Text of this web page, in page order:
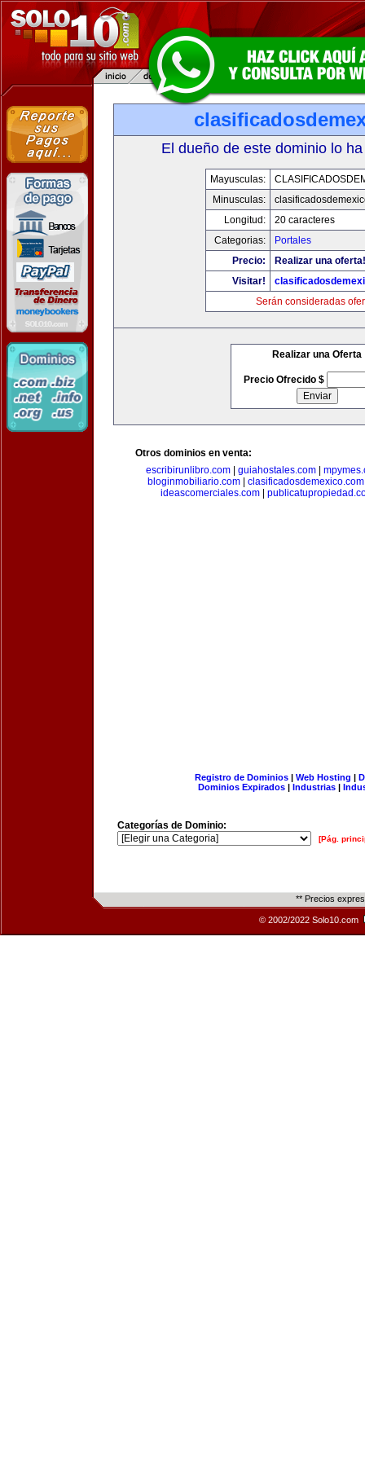
El dueño de este dominio lo
Mayusculas:
Minusculas:
Longitud:
20 caracteres
Categorias:
Portales
Precio:
Realizar una oferta!
Visitar!
Serán consideradas
Realizar una Oferta
Precio Ofrecido $
Otros dominios en venta:
escribirunlibro.com| guiahostales.com|
bloginmobiliario.com| clasificadosdemexico.com
ideascomerciales.com|
Registro de Dominios| Web Hosting |
Dominios Expirados | Industrias |
Categorías de Dominio:
[Pág.
** Precios
© 2002/2022 Solo10.com